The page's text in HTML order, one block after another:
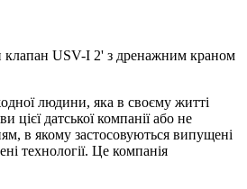
клапан USV-I 2' з дренажним краном
людини, яка в своєму житті
цієї датської компанії або не
в якому застосовуються випущені
технології. Це компанія